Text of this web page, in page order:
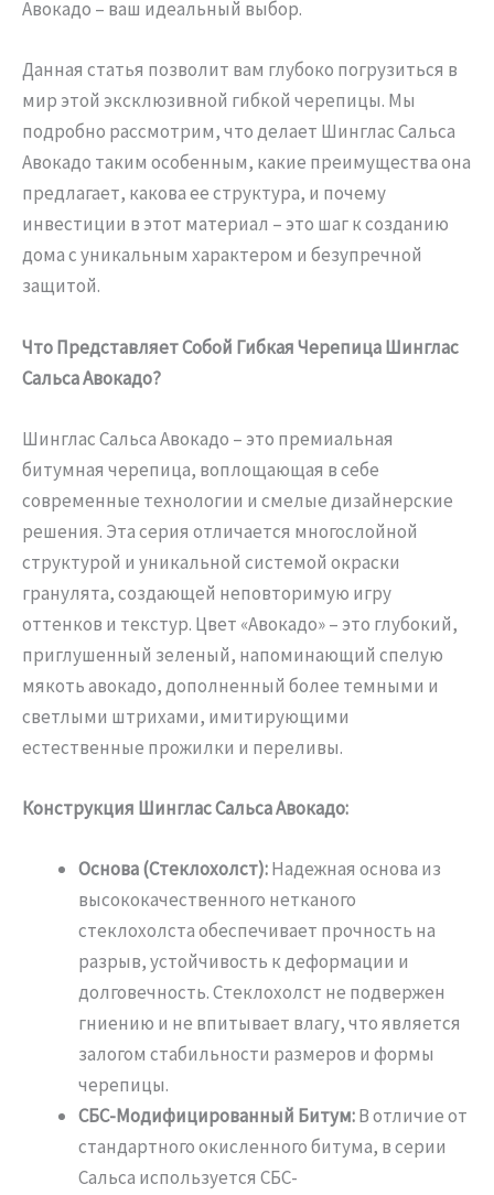
Авокадо – ваш идеальный выбор.
Данная статья позволит вам глубоко погрузиться в
мир этой эксклюзивной гибкой черепицы. Мы
подробно рассмотрим, что делает Шинглас Сальса
Авокадо таким особенным, какие преимущества она
предлагает, какова ее структура, и почему
инвестиции в этот материал – это шаг к созданию
дома с уникальным характером и безупречной
защитой.
Что Представляет Собой Гибкая Черепица Шинглас
Сальса Авокадо?
Шинглас Сальса Авокадо – это премиальная
битумная черепица, воплощающая в себе
современные технологии и смелые дизайнерские
решения. Эта серия отличается многослойной
структурой и уникальной системой окраски
гранулята, создающей неповторимую игру
оттенков и текстур. Цвет «Авокадо» – это глубокий,
приглушенный зеленый, напоминающий спелую
мякоть авокадо, дополненный более темными и
светлыми штрихами, имитирующими
естественные прожилки и переливы.
Конструкция Шинглас Сальса Авокадо:
Основа (Стеклохолст):Надежная основа из
высококачественного нетканого
стеклохолста обеспечивает прочность на
разрыв, устойчивость к деформации и
долговечность. Стеклохолст не подвержен
гниению и не впитывает влагу, что является
залогом стабильности размеров и формы
черепицы.
СБС-Модифицированный Битум:В отличие от
стандартного окисленного битума, в серии
Сальса используется СБС-